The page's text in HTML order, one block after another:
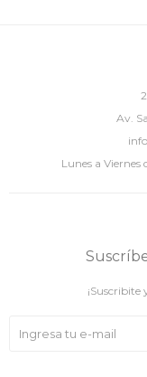
Av.
Lunes a Viernes
¡Suscribite